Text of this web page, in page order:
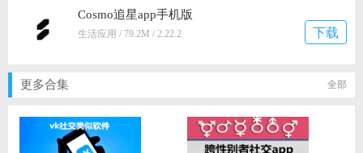
Cosmo追星app手机版
生活应用 / 79.2M / 2.22.2 下载
更多合集 全部